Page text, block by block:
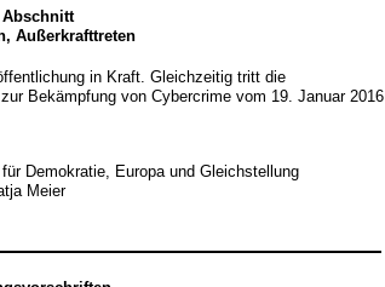
Abschnitt
Außerkrafttreten
in Kraft. Gleichzeitig tritt die
Bekämpfung von Cybercrime vom 19. Januar 2016
Demokratie, Europa und Gleichstellung
Meier